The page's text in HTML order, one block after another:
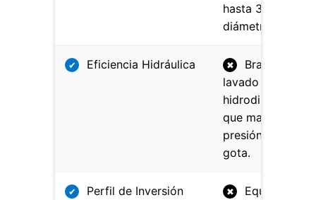
hasta 33 cm de
diámetro.
✔ Eficiencia Hidráulica ✖
Brazos de
lavado
hidrodinámicos
que maximizan la
presión en cada
gota.
✔ Perfil de Inversión ✖
Equilibrio